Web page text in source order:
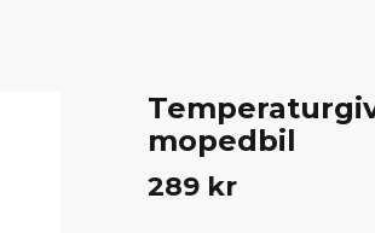
mopedbil
289 kr